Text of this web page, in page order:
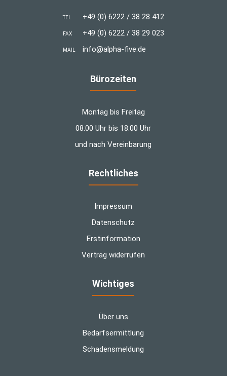
TEL +49 (0) 6222 / 38 28 412
FAX +49 (0) 6222 / 38 29 023
MAIL info@alpha-five.de
Bürozeiten
Montag bis Freitag
08:00 Uhr bis 18:00 Uhr
und nach Vereinbarung
Rechtliches
Impressum
Datenschutz
Erstinformation
Vertrag widerrufen
Wichtiges
Über uns
Bedarfsermittlung
Schadensmeldung